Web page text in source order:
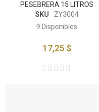
PESEBRERA 15 LITROS
SKU
ZY3004
9 Disponibles
17,25 $